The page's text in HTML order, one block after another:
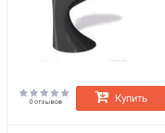
0 отзывов Купить